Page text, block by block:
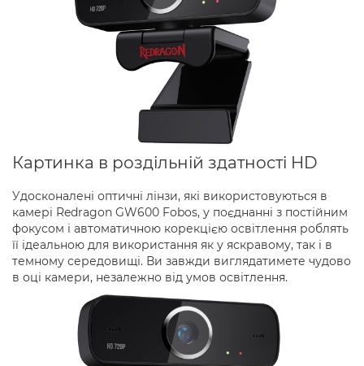
Картинка в роздільній здатності HD
Удосконалені оптичні лінзи, які використовуються в
камері Redragon GW600 Fobos, у поєднанні з постійним
фокусом і автоматичною корекцією освітлення роблять
її ідеальною для використання як у яскравому, так і в
темному середовищі. Ви завжди виглядатимете чудово
в оці камери, незалежно від умов освітлення.